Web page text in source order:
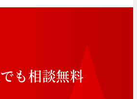
でも相談無料